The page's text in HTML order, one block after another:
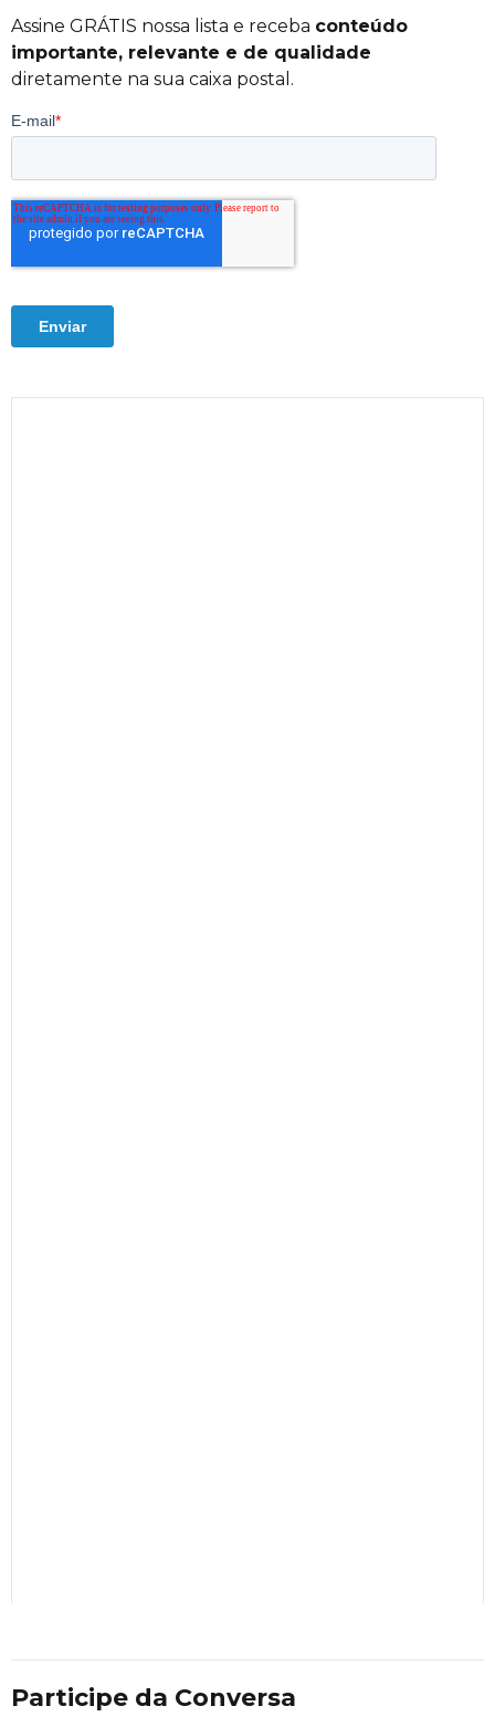
Assine GRÁTIS nossa lista e receba conteúdo
importante, relevante e de qualidade
diretamente na sua caixa postal.
Participe da Conversa